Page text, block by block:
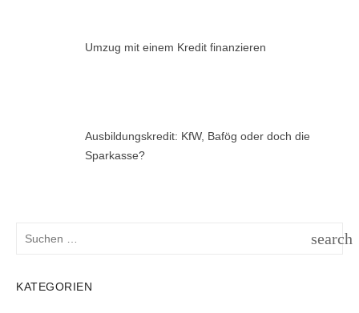
Umzug mit einem Kredit finanzieren
Ausbildungskredit: KfW, Bafög oder doch die
Sparkasse?
search
KATEGORIEN